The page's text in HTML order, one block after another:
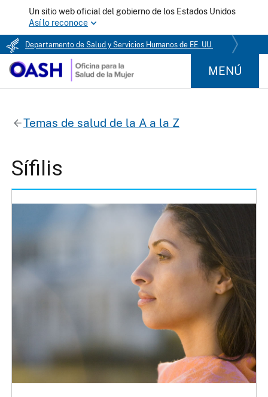
Un sitio web oficial del gobierno de los Estados Unidos
Así lo reconoce
Departamento de Salud y Servicios Humanos de EE. UU.
MENÚ
Temas de salud de la A a la Z
Sífilis